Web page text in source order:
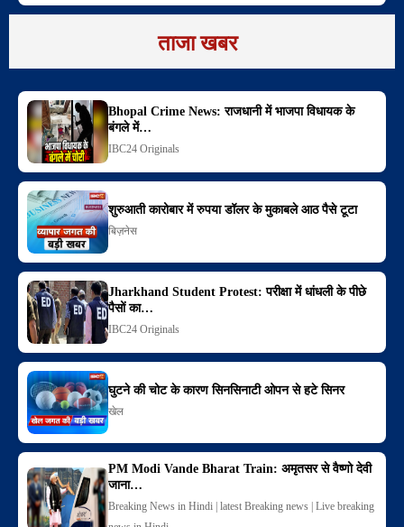
ताजा खबर
Bhopal Crime News: राजधानी में भाजपा विधायक के
बंगले में…
IBC24 Originals
शुरुआती कारोबार में रुपया डॉलर के मुकाबले आठ पैसे टूटा
बिज़नेस
Jharkhand Student Protest: परीक्षा में धांधली के पीछे
पैसों का…
IBC24 Originals
घुटने की चोट के कारण सिनसिनाटी ओपन से हटे सिनर
खेल
PM Modi Vande Bharat Train: अमृतसर से वैष्णो देवी
जाना…
Breaking News in Hindi | latest Breaking news | Live breaking